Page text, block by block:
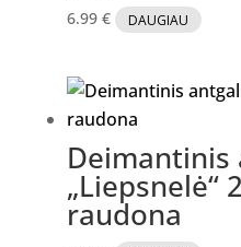
6.99 € DAUGIAU
Deimantinis
„Liepsnelė“
raudona